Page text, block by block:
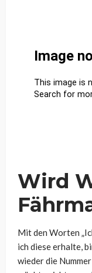
Wird
Mit den Worten
ich diese erhalte,
wieder die